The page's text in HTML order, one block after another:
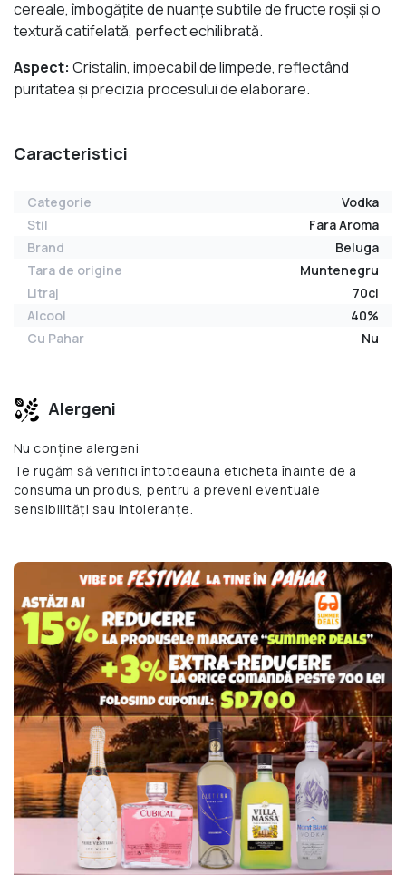
cereale, îmbogățite de nuanțe subtile de fructe roșii și o
textură catifelată, perfect echilibrată.
Aspect: Cristalin, impecabil de limpede, reflectând
puritatea și precizia procesului de elaborare.
Caracteristici
Categorie
Vodka
Stil
Fara Aroma
Brand
Beluga
Tara de origine
Muntenegru
Litraj
70cl
Alcool
40%
Cu Pahar
Nu
Alergeni
Nu conține alergeni
Te rugăm să verifici întotdeauna eticheta înainte de a
consuma un produs, pentru a preveni eventuale
sensibilități sau intoleranțe.